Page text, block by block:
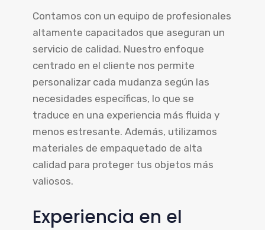
Contamos con un equipo de profesionales
altamente capacitados que aseguran un
servicio de calidad. Nuestro enfoque
centrado en el cliente nos permite
personalizar cada mudanza según las
necesidades específicas, lo que se
traduce en una experiencia más fluida y
menos estresante. Además, utilizamos
materiales de empaquetado de alta
calidad para proteger tus objetos más
valiosos.
Experiencia en el